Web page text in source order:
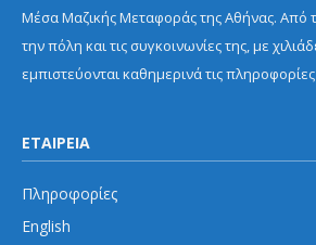
Μέσα Μαζικής Μεταφοράς της Αθήνας. Από
την πόλη και τις συγκοινωνίες της, με
εμπιστεύονται καθημερινά τις
ΕΤΑΙΡΕΙΑ
Πληροφορίες
English